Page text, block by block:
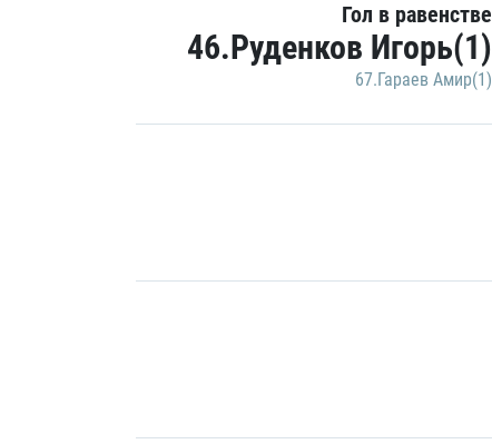
Гол в равенстве
46.Руденков Игорь(1)
67.Гараев Амир(1)